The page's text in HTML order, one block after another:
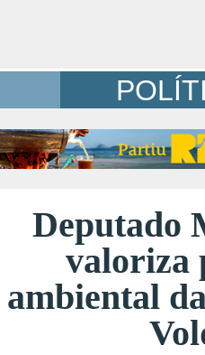
Deputado
valoriza
ambiental